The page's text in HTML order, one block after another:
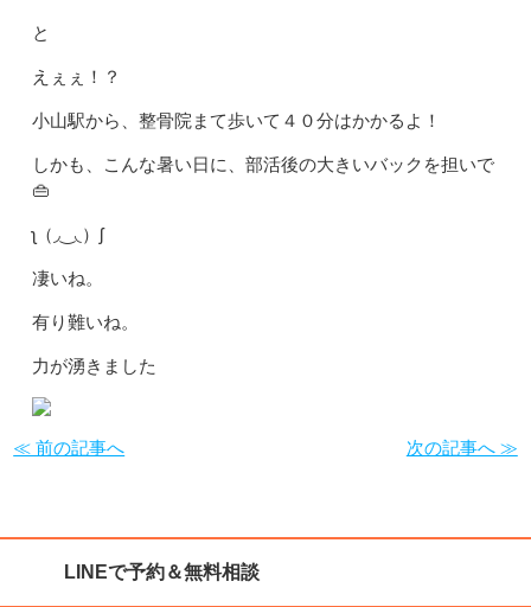
と
えぇぇ！？
小山駅から、整骨院まて歩いて４０分はかかるよ！
しかも、こんな暑い日に、部活後の大きいバックを担いで
👜
ʅ（◞‿◟）ʃ
凄いね。
有り難いね。
力が湧きました
≪ 前の記事へ 次の記事へ ≫
LINEで予約＆無料相談